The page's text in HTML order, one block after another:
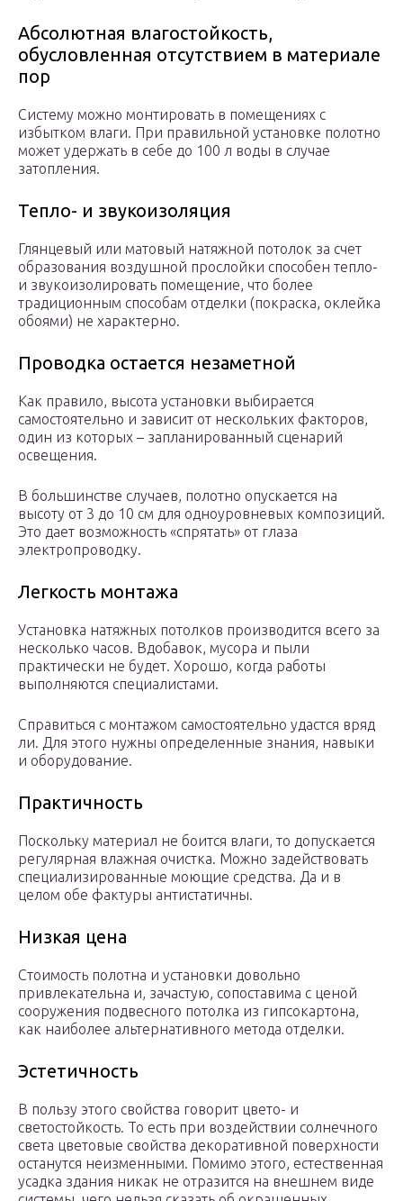
Абсолютная влагостойкость,
обусловленная отсутствием в материале
пор
Систему можно монтировать в помещениях с
избытком влаги. При правильной установке полотно
может удержать в себе до 100 л воды в случае
затопления.
Тепло- и звукоизоляция
Глянцевый или матовый натяжной потолок за счет
образования воздушной прослойки способен тепло-
и звукоизолировать помещение, что более
традиционным способам отделки (покраска, оклейка
обоями) не характерно.
Проводка остается незаметной
Как правило, высота установки выбирается
самостоятельно и зависит от нескольких факторов,
один из которых – запланированный сценарий
освещения.
В большинстве случаев, полотно опускается на
высоту от 3 до 10 см для одноуровневых композиций.
Это дает возможность «спрятать» от глаза
электропроводку.
Легкость монтажа
Установка натяжных потолков производится всего за
несколько часов. Вдобавок, мусора и пыли
практически не будет. Хорошо, когда работы
выполняются специалистами.
Справиться с монтажом самостоятельно удастся вряд
ли. Для этого нужны определенные знания, навыки
и оборудование.
Практичность
Поскольку материал не боится влаги, то допускается
регулярная влажная очистка. Можно задействовать
специализированные моющие средства. Да и в
целом обе фактуры антистатичны.
Низкая цена
Стоимость полотна и установки довольно
привлекательна и, зачастую, сопоставима с ценой
сооружения подвесного потолка из гипсокартона,
как наиболее альтернативного метода отделки.
Эстетичность
В пользу этого свойства говорит цвето- и
светостойкость. То есть при воздействии солнечного
света цветовые свойства декоративной поверхности
останутся неизменными. Помимо этого, естественная
усадка здания никак не отразится на внешнем виде